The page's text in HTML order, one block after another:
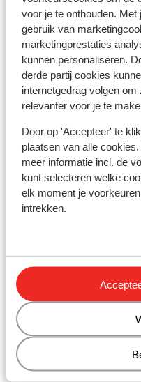
voor je te onthouden.
gebruik van
marketingprestaties
kunnen personaliseren.
derde partij cookies
internetgedrag volgen
relevanter voor je te
Door op 'Accepteer' te
plaatsen van alle
meer informatie incl. de
kunt selecteren welke
elk moment je
intrekken.
regio Cefalu een
vertegenwoordiger
Calabrië: in de regio
reisleiding aanwezig.
onze lokale
Op het vaste land van
Vaccinatie:
Voor actuele
andere gegevens over
site van LCR: https://
adviseren je om dit
vanwege de hoge
Informeer voorafgaand
provider. Wil je
telefoon, dan raden wij
netwerk te doen. Zet
dataroaming uit.